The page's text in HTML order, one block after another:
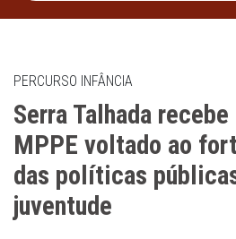
PERCURSO INFÂNCIA
Serra Talhada
MPPE voltado ao
das políticas
juventude